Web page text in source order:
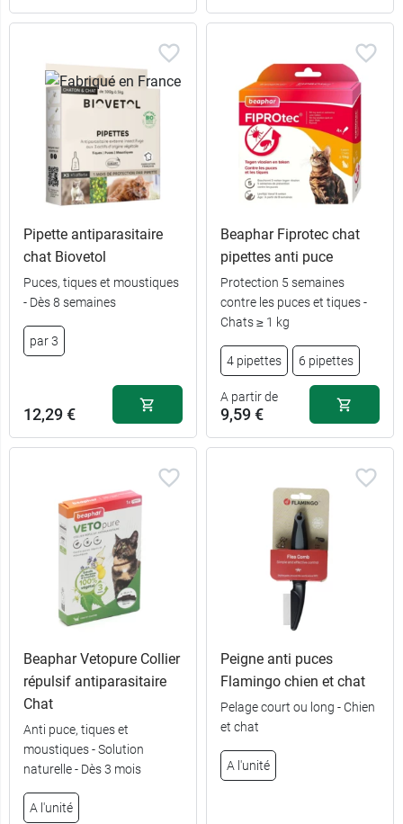
Pipette antiparasitaire
chat Biovetol
Puces, tiques et moustiques
- Dès 8 semaines
par 3
12,29 €
Beaphar Fiprotec chat
pipettes anti puce
Protection 5 semaines
contre les puces et tiques -
Chats ≥ 1 kg
4 pipettes 6 pipettes
A partir de
9,59 €
6 pipettes
Beaphar Vetopure Collier
répulsif antiparasitaire
Chat
Anti puce, tiques et
moustiques - Solution
naturelle - Dès 3 mois
A l'unité
Peigne anti puces
Flamingo chien et chat
Pelage court ou long - Chien
et chat
A l'unité